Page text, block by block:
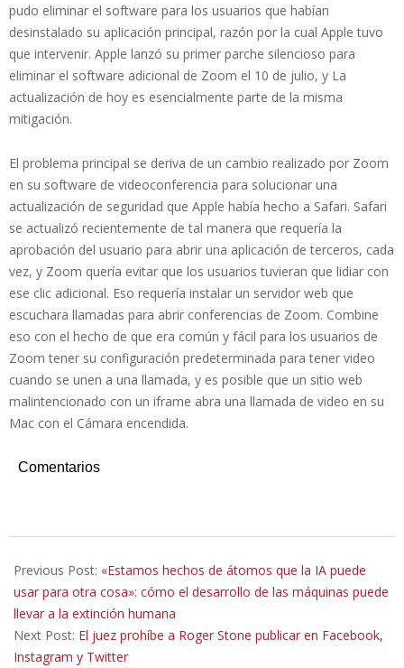
pudo eliminar el software para los usuarios que habían
desinstalado su aplicación principal, razón por la cual Apple tuvo
que intervenir. Apple lanzó su primer parche silencioso para
eliminar el software adicional de Zoom el 10 de julio, y La
actualización de hoy es esencialmente parte de la misma
mitigación.
El problema principal se deriva de un cambio realizado por Zoom
en su software de videoconferencia para solucionar una
actualización de seguridad que Apple había hecho a Safari. Safari
se actualizó recientemente de tal manera que requería la
aprobación del usuario para abrir una aplicación de terceros, cada
vez, y Zoom quería evitar que los usuarios tuvieran que lidiar con
ese clic adicional. Eso requería instalar un servidor web que
escuchara llamadas para abrir conferencias de Zoom. Combine
eso con el hecho de que era común y fácil para los usuarios de
Zoom tener su configuración predeterminada para tener video
cuando se unen a una llamada, y es posible que un sitio web
malintencionado con un iframe abra una llamada de video en su
Mac con el Cámara encendida.
Comentarios
07-
16
Previous Post: «Estamos hechos de átomos que la IA puede
usar para otra cosa»: cómo el desarrollo de las máquinas puede
llevar a la extinción humana
Next Post: El juez prohíbe a Roger Stone publicar en Facebook,
Instagram y Twitter